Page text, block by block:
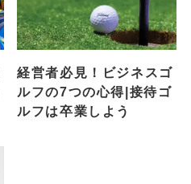
経営者必見！ビジネスゴ
ルフの7つの心得|接待ゴ
ルフは卒業しよう